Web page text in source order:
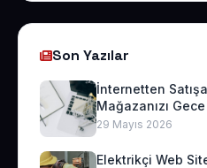
Son Yazılar
İnternetten
Mağazanızı
29 Mayıs 2026
Elektrikçi Web